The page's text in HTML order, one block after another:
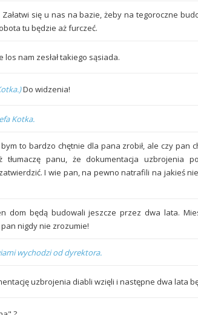
Załatwi się u nas na bazie, żeby na tegoroczne
tu będzie aż furczeć.
los nam zesłał takiego sąsiada.
Do widzenia!
Kotka.
to bardzo chętnie dla pana zrobił, ale czy pan
tłumaczę panu, że dokumentacja uzbrojenia
I wie pan, na pewno natrafili na jakieś
dom będą budowali jeszcze przez dwa lata.
nigdy nie zrozumie!
wychodzi od dyrektora.
uzbrojenia diabli wzięli i następne dwa lata